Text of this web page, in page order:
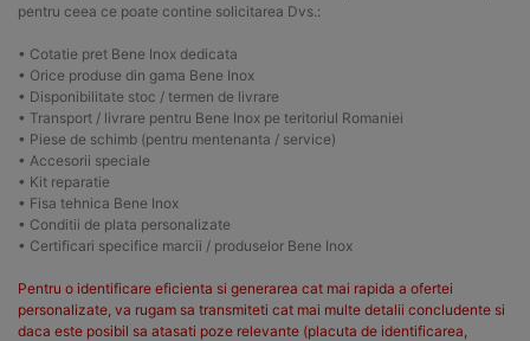
pentru ceea ce poate contine solicitarea Dvs.:
• Cotatie pret Bene Inox dedicata
• Orice produse din gama Bene Inox
• Disponibilitate stoc / termen de livrare
• Transport / livrare pentru Bene Inox pe teritoriul Romaniei
• Piese de schimb (pentru mentenanta / service)
• Accesorii speciale
• Kit reparatie
• Fisa tehnica Bene Inox
• Conditii de plata personalizate
• Certificari specifice marcii / produselor Bene Inox
Pentru o identificare eficienta si generarea cat mai rapida a ofertei
personalizate, va rugam sa transmiteti cat mai multe detalii concludente si
daca este posibil sa atasati poze relevante (placuta de identificarea,